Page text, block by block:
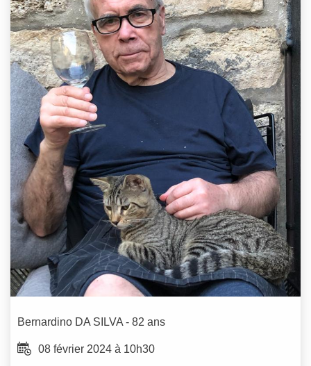
Bernardino DA SILVA - 82 ans
08 février 2024 à 10h30